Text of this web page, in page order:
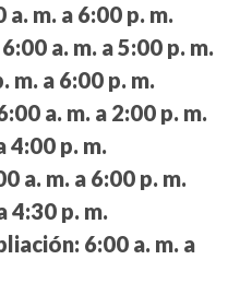
a. m. a 6:00 p. m.
6:00 a. m. a 5:00 p. m.
m. a 6:00 p. m.
a. m. a 2:00 p. m.
4:00 p. m.
a. m. a 6:00 p. m.
4:30 p. m.
6:00 a. m. a